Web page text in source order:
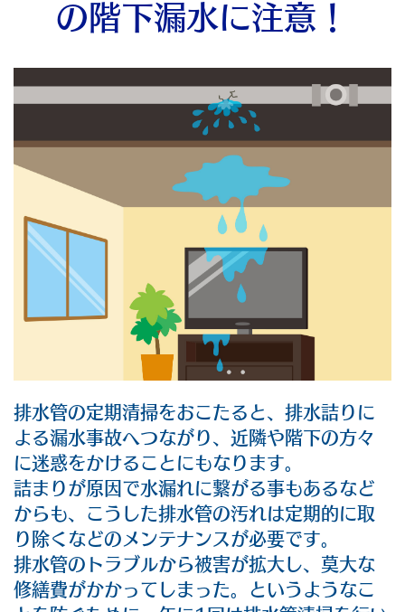
の階下漏水に注意！
排水管の定期清掃をおこたると、排水詰りに
よる漏水事故へつながり、近隣や階下の方々
に迷惑をかけることにもなります。
詰まりが原因で水漏れに繋がる事もあるなど
からも、こうした排水管の汚れは定期的に取
り除くなどのメンテナンスが必要です。
排水管のトラブルから被害が拡大し、莫大な
修繕費がかかってしまった。というようなこ